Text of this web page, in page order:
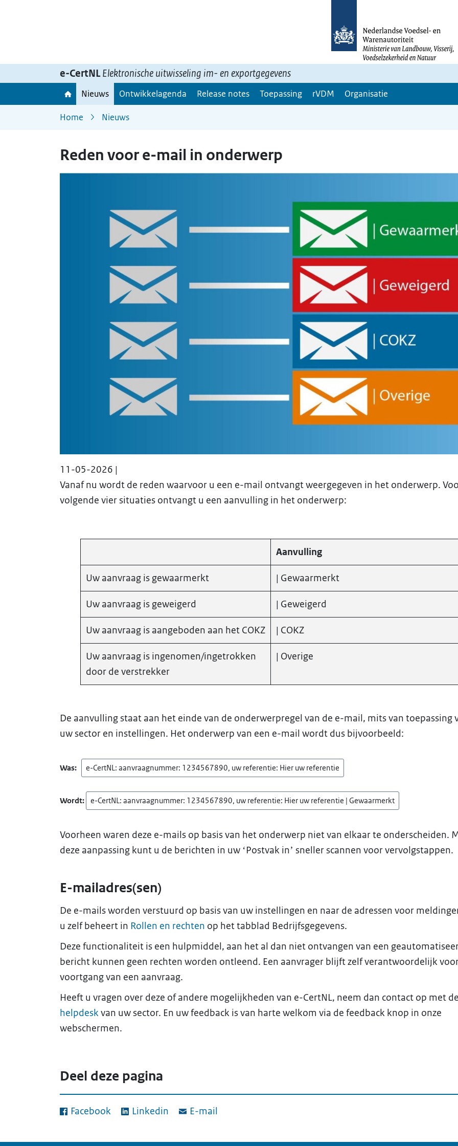
e-CertNL Elektronische uitwisseling im- en exportgegevens
Nieuws Ontwikkelagenda Release notes Toepassing rVDM Organisatie
Home Nieuws
Reden voor e-mail in onderwerp
11-05-2026 |
Vanaf nu wordt de reden waarvoor u een e-mail ontvangt weergegeven in het onderwerp.
volgende vier situaties ontvangt u een aanvulling in het onderwerp:
Aanvulling
Uw aanvraag is gewaarmerkt | Gewaarmerkt
Uw aanvraag is geweigerd | Geweigerd
Uw aanvraag is aangeboden aan het COKZ | COKZ
Uw aanvraag is ingenomen/ingetrokken
door de verstrekker
| Overige
De aanvulling staat aan het einde van de onderwerpregel van de e-mail, mits van toepassing
uw sector en instellingen. Het onderwerp van een e-mail wordt dus bijvoorbeeld:
Was: e-CertNL: aanvraagnummer: 1234567890, uw referentie: Hier uw referentie
Wordt: e-CertNL: aanvraagnummer: 1234567890, uw referentie: Hier uw referentie | Gewaarmerkt
Voorheen waren deze e-mails op basis van het onderwerp niet van elkaar te onderscheiden.
deze aanpassing kunt u de berichten in uw ‘Postvak in’ sneller scannen voor vervolgstappen.
E-mailadres(sen)
De e-mails worden verstuurd op basis van uw instellingen en naar de adressen voor
u zelf beheert in Rollen en rechten op het tabblad Bedrijfsgegevens.
Deze functionaliteit is een hulpmiddel, aan het al dan niet ontvangen van een
bericht kunnen geen rechten worden ontleend. Een aanvrager blijft zelf verantwoordelijk
voortgang van een aanvraag.
Heeft u vragen over deze of andere mogelijkheden van e-CertNL, neem dan contact op met
helpdeskvan uw sector. En uw feedback is van harte welkom via de feedback knop in onze
webschermen.
Deel deze pagina
Facebook Linkedin E-mail